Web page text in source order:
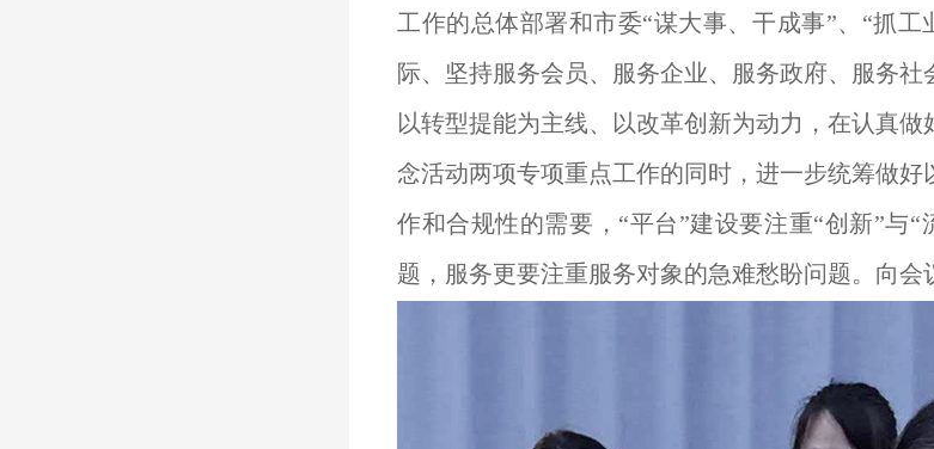
工作的总体部署和市委“谋大事、干成事”、“抓
际、坚持服务会员、服务企业、服务政府、服务
以转型提能为主线、以改革创新为动力，在认真
念活动两项专项重点工作的同时，进一步统筹做
作和合规性的需要，“平台”建设要注重“创新”与
题，服务更要注重服务对象的急难愁盼问题。向会